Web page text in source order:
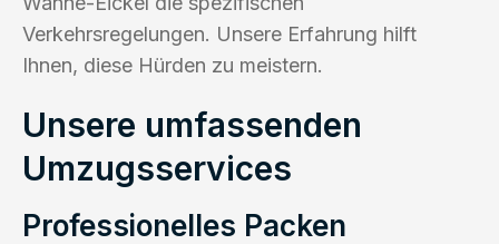
Verkehrsregelungen. Unsere Erfahrung hilft
Ihnen, diese Hürden zu meistern.
Unsere umfassenden
Umzugsservices
Professionelles Packen